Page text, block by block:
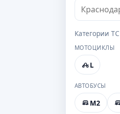
Категории ТС
МОТОЦИКЛЫ
L
АВТОБУСЫ
M2